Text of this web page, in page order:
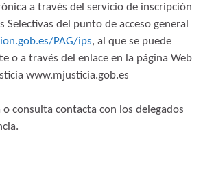
a través del servicio de inscripción
Selectivas del punto de acceso general
PAG/ips, al que se puede
o a través del enlace en la página Web
www.mjusticia.gob.es
o consulta contacta con los delegados